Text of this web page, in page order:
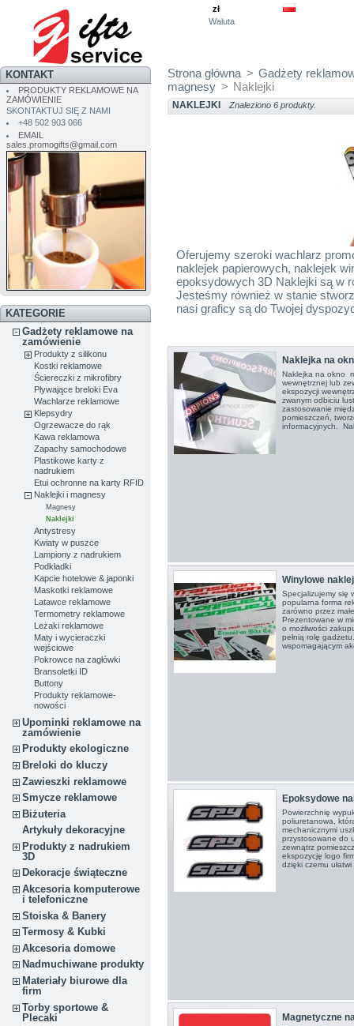
zł
Waluta
KONTAKT
PRODUKTY REKLAMOWE NA
ZAMÓWIENIE
SKONTAKTUJ SIĘ Z NAMI
+48 502 903 066
EMAIL
sales.promogifts@gmail.com
KATEGORIE
Gadżety reklamowe na
zamówienie
Produkty z silikonu
Kostki reklamowe
Ściereczki z mikrofibry
Pływające breloki Eva
Wachlarze reklamowe
Klepsydry
Ogrzewacze do rąk
Kawa reklamowa
Zapachy samochodowe
Plastikowe karty z
nadrukiem
Etui ochronne na karty RFID
Naklejki i magnesy
Magnesy
Naklejki
Antystresy
Kwiaty w puszce
Lampiony z nadrukiem
Podkładki
Kapcie hotelowe & japonki
Maskotki reklamowe
Latawce reklamowe
Termometry reklamowe
Leżaki reklamowe
Maty i wycieraczki
wejściowe
Pokrowce na zagłówki
Bransoletki ID
Buttony
Produkty reklamowe-
nowości
Upominki reklamowe na
zamówienie
Produkty ekologiczne
Breloki do kluczy
Zawieszki reklamowe
Smycze reklamowe
Biżuteria
Artykuły dekoracyjne
Produkty z nadrukiem
3D
Dekoracje świąteczne
Akcesoria komputerowe
i telefoniczne
Stoiska & Banery
Termosy & Kubki
Akcesoria domowe
Nadmuchiwane produkty
Materiały biurowe dla
firm
Torby sportowe &
Plecaki
Strona główna > Gadżety
magnesy > Naklejki
NAKLEJKI Znaleziono 6 produkty.
Oferujemy szeroki wachlarz
naklejek papierowych, naklejek
epoksydowych 3D Naklejki są w
Jesteśmy również w stanie
nasi graficy są do Twojej
Naklejka na
Naklejka na okno
wewnętrznej lub
ekspozycji
zwanym odbiciu
zastosowanie
pomieszczeń,
informacyjnych.
Winylowe
Specjalizujemy się
popularna forma
zarówno przez
Prezentowane w
o możliwości
pełnią rolę
wspomagającym
Epoksydowe
Powierzchnię
poliuretanowa,
mechanicznymi
przystosowane do
zewnątrz
ekspozycję logo
dzięki czemu
Magnetyczne